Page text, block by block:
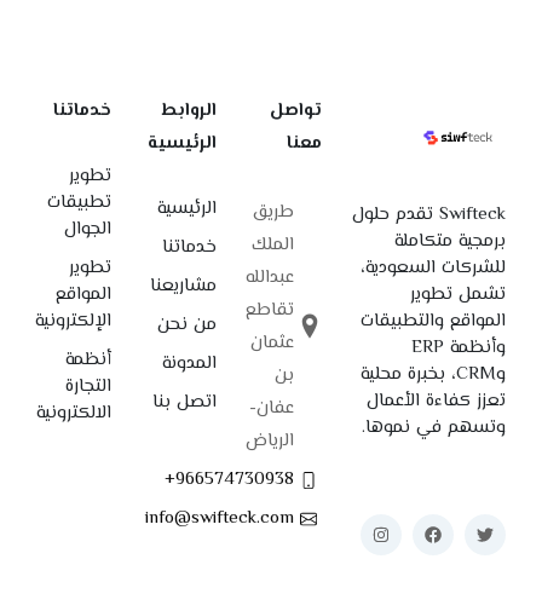
Swifteck تقدم حلول
برمجية متكاملة
للشركات السعودية،
تشمل تطوير
المواقع والتطبيقات
وأنظمة ERP
وCRM، بخبرة محلية
تعزز كفاءة الأعمال
وتسهم في نموها.
تواصل
معنا
طريق
الملك
عبدالله
تقاطع
عثمان
بن
عفان-
الرياض
966574730938+
info@swifteck.com
الروابط
الرئيسية
الرئيسية
خدماتنا
مشاريعنا
من نحن
المدونة
اتصل بنا
خدماتنا
تطوير
تطبيقات
الجوال
تطوير
المواقع
الإلكترونية
أنظمة
التجارة
الالكترونية